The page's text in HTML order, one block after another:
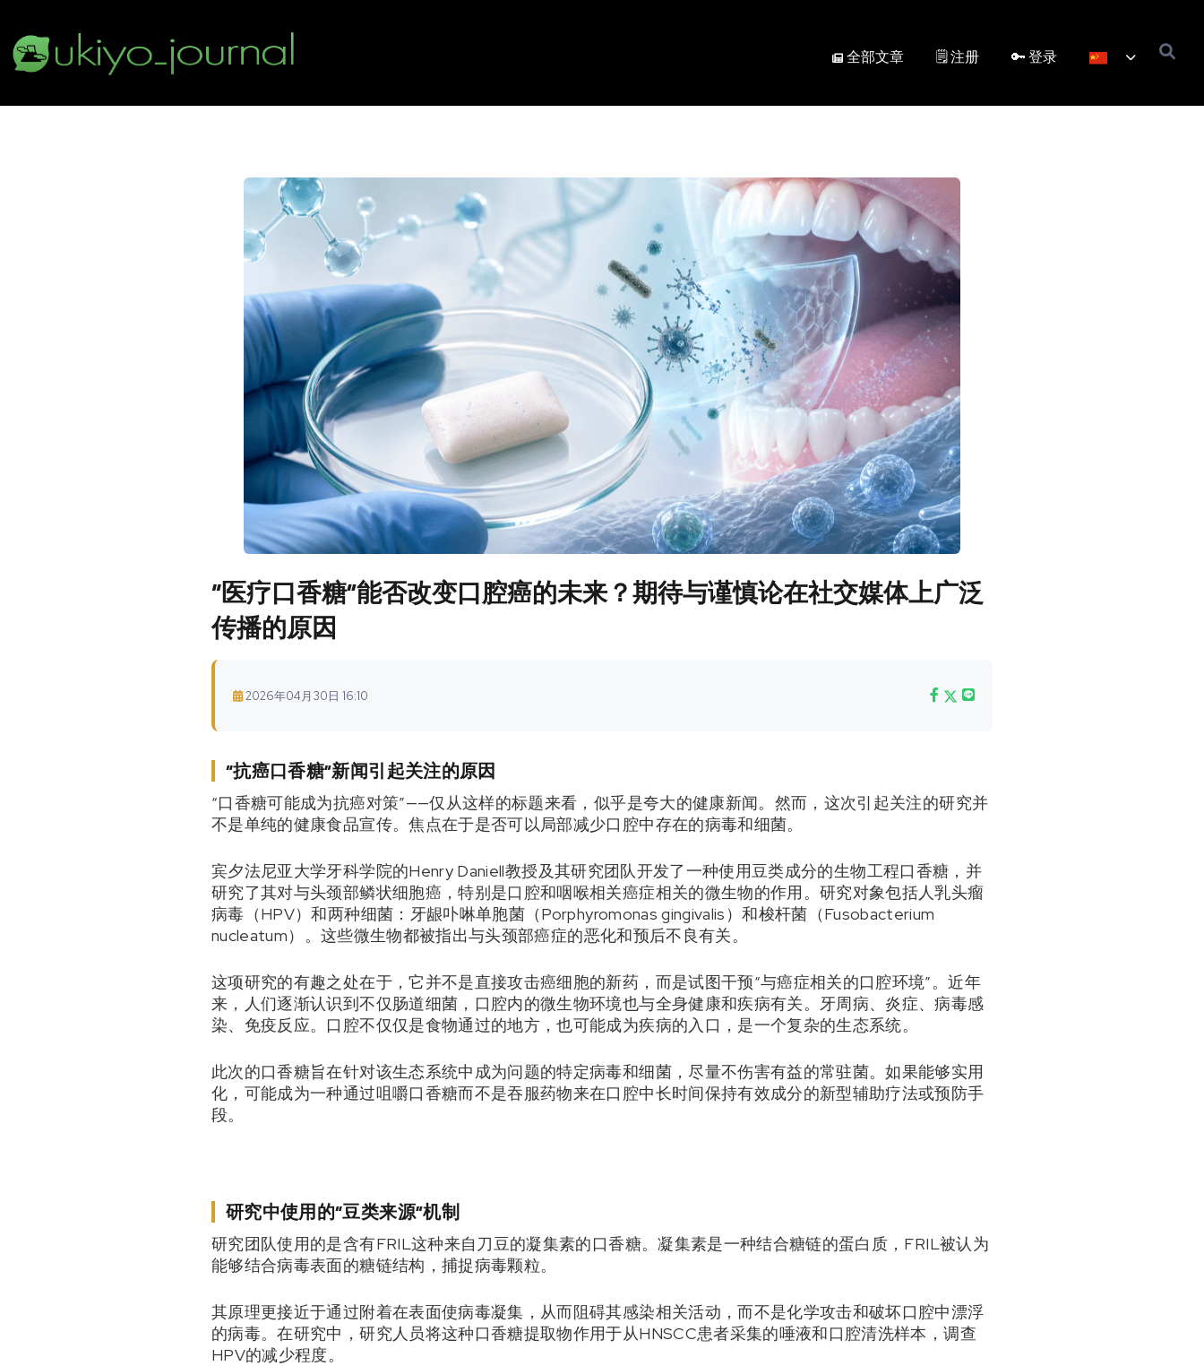
全部文章 🗒️ 注册 🔑 登录
“医疗口香糖”能否改变口腔癌的未来？期待与谨慎论在社交媒体上广泛
传播的原因
2026年04月30日 16:10
“抗癌口香糖”新闻引起关注的原因
“口香糖可能成为抗癌对策”——仅从这样的标题来看，似乎是夸大的健康新闻。然而，这次引起关注的研究并
不是单纯的健康食品宣传。焦点在于是否可以局部减少口腔中存在的病毒和细菌。
宾夕法尼亚大学牙科学院的Henry Daniell教授及其研究团队开发了一种使用豆类成分的生物工程口香糖，并
研究了其对与头颈部鳞状细胞癌，特别是口腔和咽喉相关癌症相关的微生物的作用。研究对象包括人乳头瘤
病毒（HPV）和两种细菌：牙龈卟啉单胞菌（Porphyromonas gingivalis）和梭杆菌（Fusobacterium
nucleatum）。这些微生物都被指出与头颈部癌症的恶化和预后不良有关。
这项研究的有趣之处在于，它并不是直接攻击癌细胞的新药，而是试图干预“与癌症相关的口腔环境”。近年
来，人们逐渐认识到不仅肠道细菌，口腔内的微生物环境也与全身健康和疾病有关。牙周病、炎症、病毒感
染、免疫反应。口腔不仅仅是食物通过的地方，也可能成为疾病的入口，是一个复杂的生态系统。
此次的口香糖旨在针对该生态系统中成为问题的特定病毒和细菌，尽量不伤害有益的常驻菌。如果能够实用
化，可能成为一种通过咀嚼口香糖而不是吞服药物来在口腔中长时间保持有效成分的新型辅助疗法或预防手
段。
研究中使用的“豆类来源”机制
研究团队使用的是含有FRIL这种来自刀豆的凝集素的口香糖。凝集素是一种结合糖链的蛋白质，FRIL被认为
能够结合病毒表面的糖链结构，捕捉病毒颗粒。
其原理更接近于通过附着在表面使病毒凝集，从而阻碍其感染相关活动，而不是化学攻击和破坏口腔中漂浮
的病毒。在研究中，研究人员将这种口香糖提取物作用于从HNSCC患者采集的唾液和口腔清洗样本，调查
HPV的减少程度。